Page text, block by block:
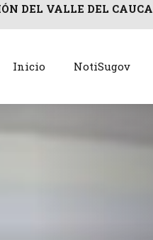
DEL VALLE DEL CAUCA
Inicio NotiSugov